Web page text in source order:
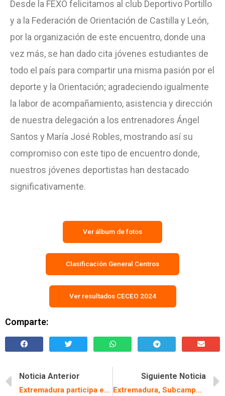
Desde la FEXO felicitamos al club Deportivo Portillo
y a la Federación de Orientación de Castilla y León,
por la organización de este encuentro, donde una
vez más, se han dado cita jóvenes estudiantes de
todo el país para compartir una misma pasión por el
deporte y la Orientación; agradeciendo igualmente
la labor de acompañamiento, asistencia y dirección
de nuestra delegación a los entrenadores Ángel
Santos y María José Robles, mostrando así su
compromiso con este tipo de encuentro donde,
nuestros jóvenes deportistas han destacado
significativamente.
Ver álbum de fotos
Clasificación General Centros
Ver resultados CECEO 2024
Comparte:
Noticia Anterior
Extremadura participa en el Trofeo Santiso de Galicia que abre la Liga Española MTB-O 2024
Siguiente Noticia
Extremadura, Subcampeona de España 2024, en el Campeonato de MTB-O 2024 organizado por la FEXO y el Club Alcor Extremadura